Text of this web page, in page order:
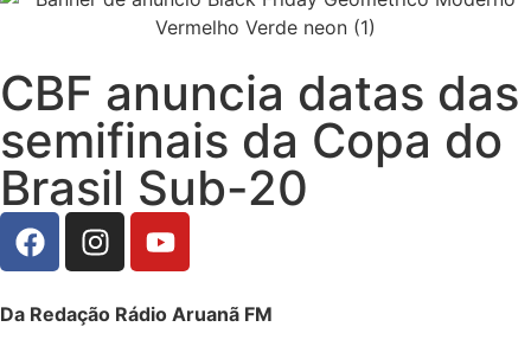
CBF anuncia datas das
semifinais da Copa do
Brasil Sub-20
Da Redação Rádio Aruanã FM